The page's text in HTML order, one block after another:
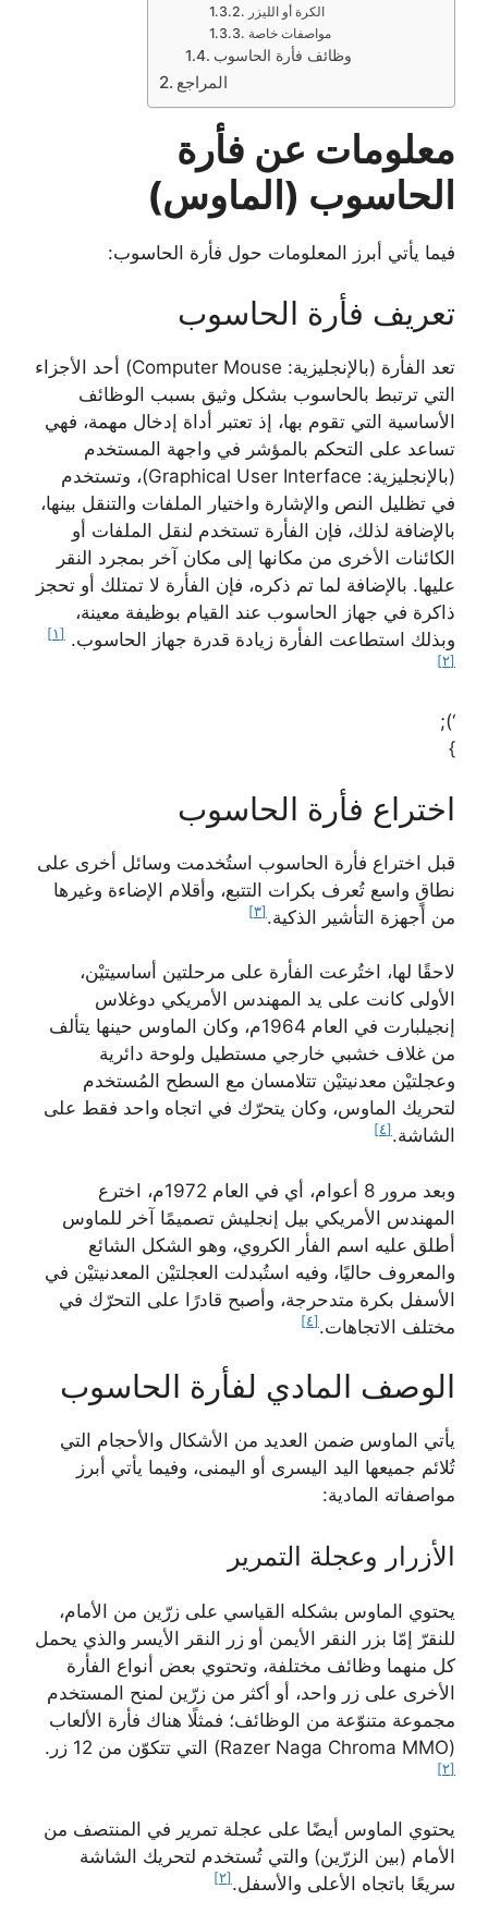
الكرة أو الليزر
مواصفات خاصة
وظائف فأرة الحاسوب
المراجع
معلومات عن فأرة
الحاسوب (الماوس)
فيما يأتي أبرز المعلومات حول فأرة الحاسوب:
تعريف فأرة الحاسوب
تعد الفأرة (بالإنجليزية: Computer Mouse) أحد الأجزاء
التي ترتبط بالحاسوب بشكل وثيق بسبب الوظائف
الأساسية التي تقوم بها، إذ تعتبر أداة إدخال مهمة، فهي
تساعد على التحكم بالمؤشر في واجهة المستخدم
(بالإنجليزية: Graphical User Interface)، وتستخدم
في تظليل النص والإشارة واختيار الملفات والتنقل بينها،
بالإضافة لذلك، فإن الفأرة تستخدم لنقل الملفات أو
الكائنات الأخرى من مكانها إلى مكان آخر بمجرد النقر
عليها. بالإضافة لما تم ذكره، فإن الفأرة لا تمتلك أو تحجز
ذاكرة في جهاز الحاسوب عند القيام بوظيفة معينة،
وبذلك استطاعت الفأرة زيادة قدرة جهاز الحاسوب. [١]
[٢]
‘);
}
اختراع فأرة الحاسوب
قبل اختراع فأرة الحاسوب استُخدمت وسائل أخرى على
نطاقٍ واسع تُعرف بكرات التتبع، وأقلام الإضاءة وغيرها
من أجهزة التأشير الذكية. [٣]
لاحقًا لها، اختُرعت الفأرة على مرحلتين أساسيتيْن،
الأولى كانت على يد المهندس الأمريكي دوغلاس
إنجيلبارت في العام 1964م، وكان الماوس حينها يتألف
من غلاف خشبي خارجي مستطيل ولوحة دائرية
وعجلتيْن معدنيتيْن تتلامسان مع السطح المُستخدم
لتحريك الماوس، وكان يتحرّك في اتجاه واحد فقط على
الشاشة. [٤]
وبعد مرور 8 أعوام، أي في العام 1972م، اخترع
المهندس الأمريكي بيل إنجليش تصميمًا آخر للماوس
أطلق عليه اسم الفأر الكروي، وهو الشكل الشائع
والمعروف حاليًا، وفيه استُبدلت العجلتيْن المعدنيتيْن في
الأسفل بكرة متدحرجة، وأصبح قادرًا على التحرّك في
مختلف الاتجاهات. [٤]
الوصف المادي لفأرة الحاسوب
يأتي الماوس ضمن العديد من الأشكال والأحجام التي
تُلائم جميعها اليد اليسرى أو اليمنى، وفيما يأتي أبرز
مواصفاته المادية:
الأزرار وعجلة التمرير
يحتوي الماوس بشكله القياسي على زرّين من الأمام،
للنقرّ إمّا بزر النقر الأيمن أو زر النقر الأيسر والذي يحمل
كل منهما وظائف مختلفة، وتحتوي بعض أنواع الفأرة
الأخرى على زر واحد، أو أكثر من زرّين لمنح المستخدم
مجموعة متنوّعة من الوظائف؛ فمثلًا هناك فأرة الألعاب
(Razer Naga Chroma MMO) التي تتكوّن من 12 زر.
[٢]
يحتوي الماوس أيضًا على عجلة تمرير في المنتصف من
الأمام (بين الزرّين) والتي تُستخدم لتحريك الشاشة
سريعًا باتجاه الأعلى والأسفل. [٢]